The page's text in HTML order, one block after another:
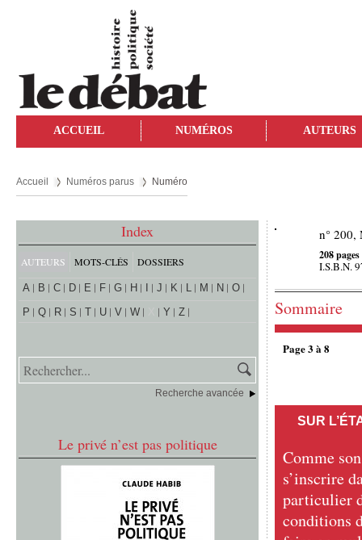
ACCUEIL NUMÉROS AUTEURS
Accueil Numéros parus Numéro
Index
AUTEURS MOTS-CLÉS DOSSIERS
A B C D E F G H J K L M N
O
P
Q R S T U V W Y Z
Recherche avancée
Le privé n’est pas politique
n° 200,
208 pages
I.S.B.N.
Sommaire
Page 3 à 8
SUR
Comme
s’inscrire
particulier
conditions